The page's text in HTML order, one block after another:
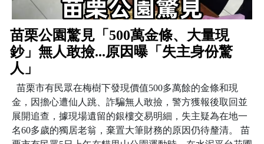
苗栗公園驚見「500萬金條、大量現
鈔」無人敢撿...原因曝「失主身份驚
人」
苗栗市有民眾在梅樹下發現價值500多萬餘的金條和現
金，因擔心遭仙人跳、詐騙無人敢撿，警方獲報後取回並
展開追查，據現場遺留的銀樓交易明細，失主疑為在地一
名60多歲的獨居老翁，棄置大筆財務的原因仍待釐清。 苗